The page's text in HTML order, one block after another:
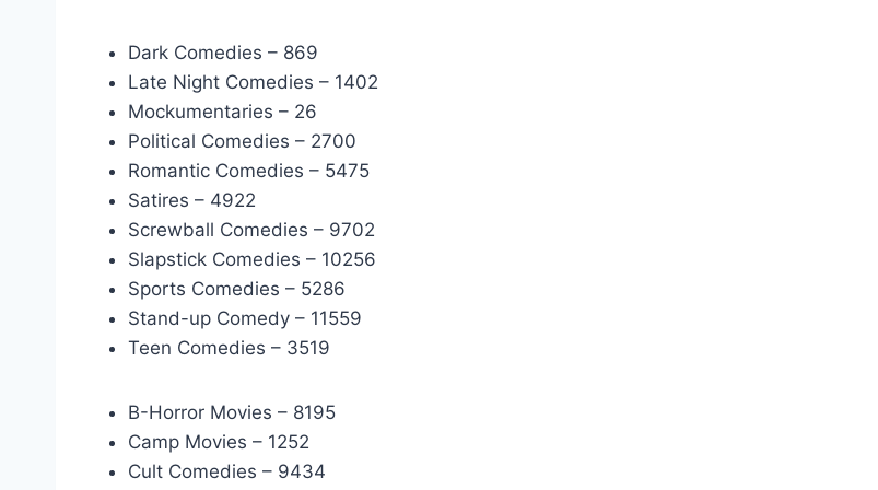
Dark Comedies – 869
Late Night Comedies – 1402
Mockumentaries – 26
Political Comedies – 2700
Romantic Comedies – 5475
Satires – 4922
Screwball Comedies – 9702
Slapstick Comedies – 10256
Sports Comedies – 5286
Stand-up Comedy – 11559
Teen Comedies – 3519
B-Horror Movies – 8195
Camp Movies – 1252
Cult Comedies – 9434